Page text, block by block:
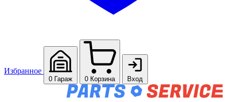
Избранное
0 Гараж 0 Корзина Вход